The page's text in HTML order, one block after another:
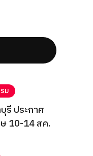
ม
รี ประกาศ
10-14 สค.